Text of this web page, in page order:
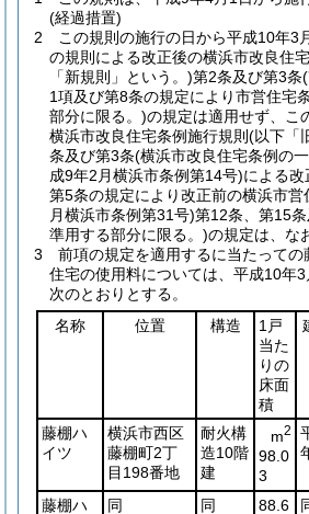
(経過措置)
2
この規則の施行の日から平成10年3
の規則による改正後の横浜市改良住
「新規則」という。)第2条及び第3条
1項及び第8条の規定により市営住宅
部分に限る。)の規定は適用せず、こ
横浜市改良住宅条例施行規則 (以下「
条及び第3条(横浜市改良住宅条例の
成9年2月横浜市条例第14号)による改
第5条の規定により改正前の横浜市営
月横浜市条例第31号)第12条、第15
準用する部分に限る。)の規定は、な
3
前項の規定を適用するに当たっての
住宅の使用料については、平成10年3
次のとおりとする。
名称
位置 構造
1戸
当た
りの
床面
積
藤棚ハ
イツ
横浜市西区
藤棚町2丁
目198番地
耐火構
造10階
建
m2
98.0
3
藤棚ハ 同 同 88.6